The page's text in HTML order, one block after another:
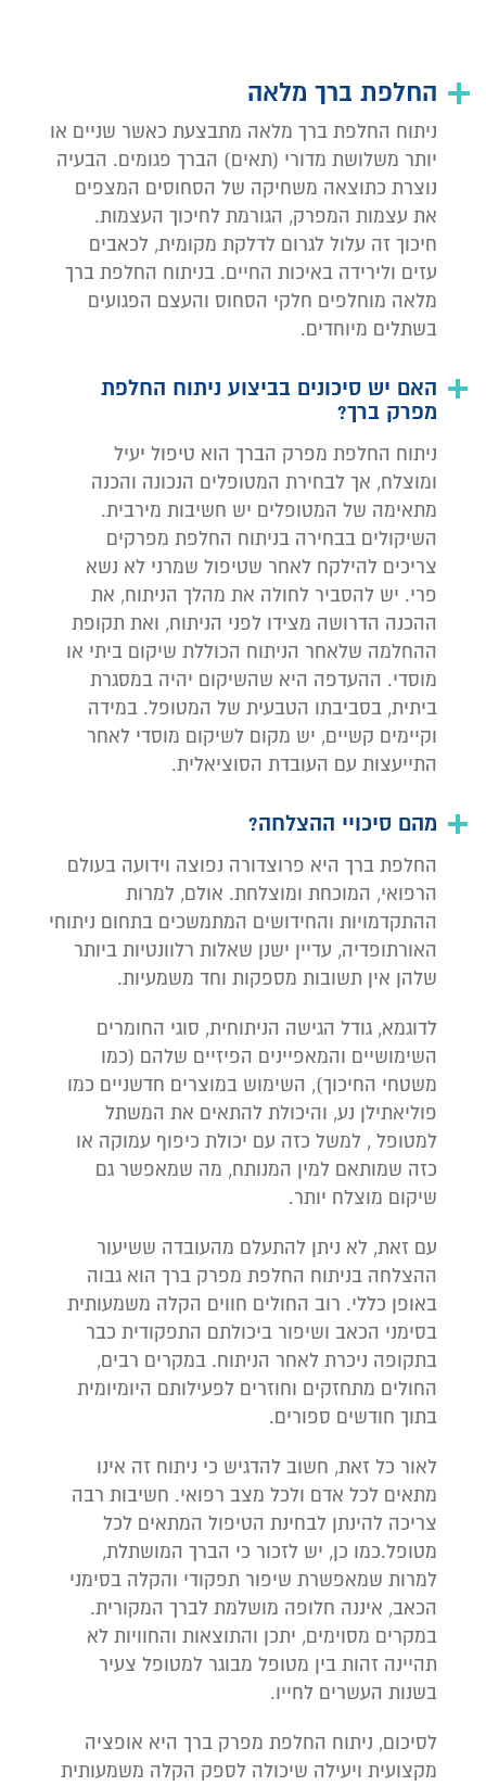
החלפת ברך מלאה
ניתוח החלפת ברך מלאה מתבצעת כאשר שניים או
יותר משלושת מדורי (תאים) הברך פגומים. הבעיה
נוצרת כתוצאה משחיקה של הסחוסים המצפים
את עצמות המפרק, הגורמת לחיכוך העצמות.
חיכוך זה עלול לגרום לדלקת מקומית, לכאבים
עזים ולירידה באיכות החיים. בניתוח החלפת ברך
מלאה מוחלפים חלקי הסחוס והעצם הפגועים
בשתלים מיוחדים.
האם יש סיכונים בביצוע ניתוח החלפת
מפרק ברך?
ניתוח החלפת מפרק הברך הוא טיפול יעיל
ומוצלח, אך לבחירת המטופלים הנכונה והכנה
מתאימה של המטופלים יש חשיבות מירבית.
השיקולים בבחירה בניתוח החלפת מפרקים
צריכים להילקח לאחר שטיפול שמרני לא נשא
פרי. יש להסביר לחולה את מהלך הניתוח, את
ההכנה הדרושה מצידו לפני הניתוח, ואת תקופת
ההחלמה שלאחר הניתוח הכוללת שיקום ביתי או
מוסדי. ההעדפה היא שהשיקום יהיה במסגרת
ביתית, בסביבתו הטבעית של המטופל. במידה
וקיימים קשיים, יש מקום לשיקום מוסדי לאחר
התייעצות עם העובדת הסוציאלית.
מהם סיכויי ההצלחה?
החלפת ברך היא פרוצדורה נפוצה וידועה בעולם
הרפואי, המוכחת ומוצלחת. אולם, למרות
ההתקדמויות והחידושים המתמשכים בתחום ניתוחי
האורתופדיה, עדיין ישנן שאלות רלוונטיות ביותר
שלהן אין תשובות מספקות וחד משמעיות.
לדוגמא, גודל הגישה הניתוחית, סוגי החומרים
השימושיים והמאפיינים הפיזיים שלהם (כמו
משטחי החיכוך), השימוש במוצרים חדשניים כמו
פוליאתילן נע, והיכולת להתאים את המשתל
למטופל , למשל כזה עם יכולת כיפוף עמוקה או
כזה שמותאם למין המנותח, מה שמאפשר גם
שיקום מוצלח יותר.
עם זאת, לא ניתן להתעלם מהעובדה ששיעור
ההצלחה בניתוח החלפת מפרק ברך הוא גבוה
באופן כללי. רוב החולים חווים הקלה משמעותית
בסימני הכאב ושיפור ביכולתם התפקודית כבר
בתקופה ניכרת לאחר הניתוח. במקרים רבים,
החולים מתחזקים וחוזרים לפעילותם היומיומית
בתוך חודשים ספורים.
לאור כל זאת, חשוב להדגיש כי ניתוח זה אינו
מתאים לכל אדם ולכל מצב רפואי. חשיבות רבה
צריכה להינתן לבחינת הטיפול המתאים לכל
מטופל.כמו כן, יש לזכור כי הברך המושתלת,
למרות שמאפשרת שיפור תפקודי והקלה בסימני
הכאב, איננה חלופה מושלמת לברך המקורית.
במקרים מסוימים, יתכן והתוצאות והחוויות לא
תהיינה זהות בין מטופל מבוגר למטופל צעיר
בשנות העשרים לחייו.
לסיכום, ניתוח החלפת מפרק ברך היא אופציה
מקצועית ויעילה שיכולה לספק הקלה משמעותית